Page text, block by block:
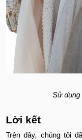
Sử dụng
Lời kết
Trên đây, chúng tôi